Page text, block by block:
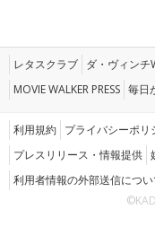
レタスクラブ ダ・ヴィンチ
MOVIE WALKER PRESS 毎日
利用規約 プライバシーポリ
プレスリリース・情報提供
利用者情報の外部送信につい